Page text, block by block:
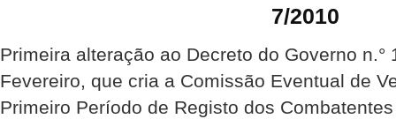
7/2010
Primeira alteração ao Decreto do Governo n.°
Fevereiro, que cria a Comissão Eventual de
Primeiro Período de Registo dos